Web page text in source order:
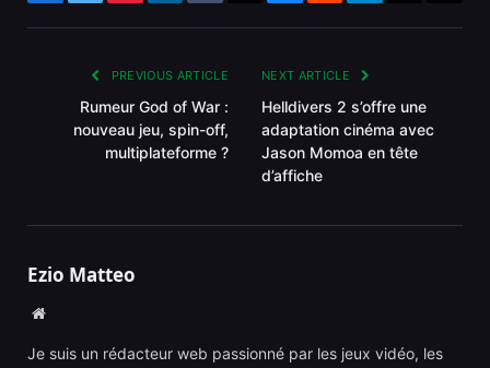
PREVIOUS ARTICLE
Rumeur God of War :
nouveau jeu, spin-off,
multiplateforme ?
NEXT ARTICLE
Helldivers 2 s’offre une
adaptation cinéma avec
Jason Momoa en tête
d’affiche
Ezio Matteo
Website
Je suis un rédacteur web passionné par les jeux vidéo, les